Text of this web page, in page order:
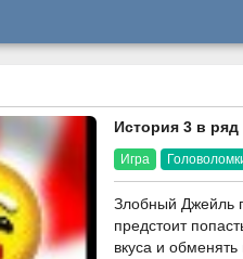
История 3 в ряд
Игра
Злобный Джейль
предстоит
вкуса и